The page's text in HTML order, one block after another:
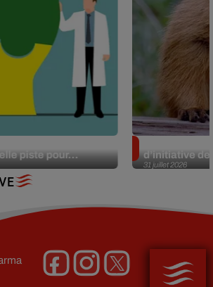
piste pour...
31 juillet 2026
d’initiative